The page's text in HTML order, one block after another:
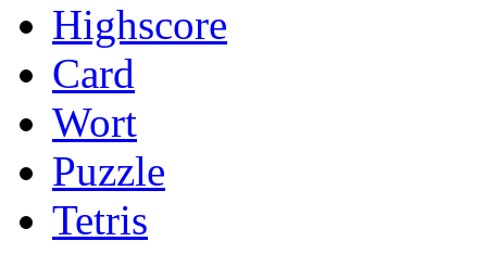
Highscore
Card
Wort
Puzzle
Tetris